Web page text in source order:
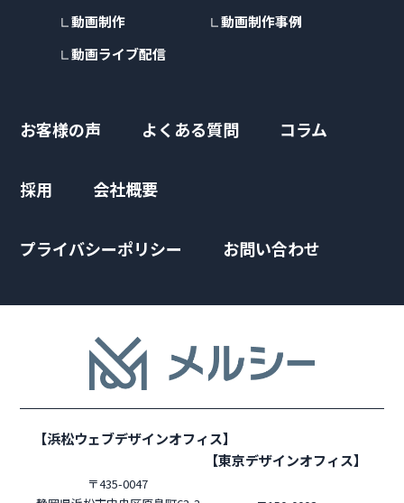
動画制作
動画ライブ配信
動画制作事例
お客様の声 よくある質問 コラム
採用 会社概要
プライバシーポリシー お問い合わせ
【浜松ウェブデザインオフィス】
〒435-0047
【東京デザインオフィス】